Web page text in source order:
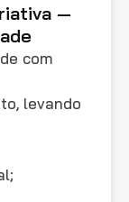
—
com
levando